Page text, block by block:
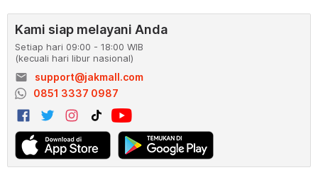
Kami siap melayani Anda
Setiap hari 09:00 - 18:00 WIB
(kecuali hari libur nasional)
email
support@jakmall.com
0851 3337 0987